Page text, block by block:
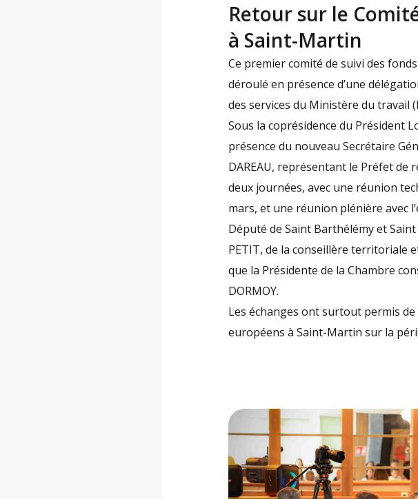
Retour sur le
à Saint-Martin
Ce premier comité de suivi des
déroulé en présence d’une
des services du Ministère du travail
Sous la coprésidence du Président
présence du nouveau Secrétaire
DAREAU, représentant le Préfet de
deux journées, avec une réunion
mars, et une réunion plénière avec
Député de Saint Barthélémy et
PETIT, de la conseillère territoriale
que la Présidente de la Chambre
DORMOY.
Les échanges ont surtout permis
européens à Saint-Martin sur la